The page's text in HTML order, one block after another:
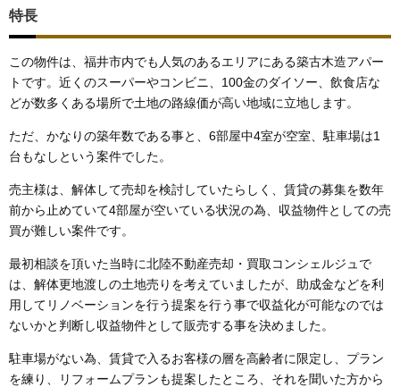
特長
この物件は、福井市内でも人気のあるエリアにある築古木造アパー
トです。近くのスーパーやコンビニ、100金のダイソー、飲食店な
どが数多くある場所で土地の路線価が高い地域に立地します。
ただ、かなりの築年数である事と、6部屋中4室が空室、駐車場は1
台もなしという案件でした。
売主様は、解体して売却を検討していたらしく、賃貸の募集を数年
前から止めていて4部屋が空いている状況の為、収益物件としての売
買が難しい案件です。
最初相談を頂いた当時に北陸不動産売却・買取コンシェルジュで
は、解体更地渡しの土地売りを考えていましたが、助成金などを利
用してリノベーションを行う提案を行う事で収益化が可能なのでは
ないかと判断し収益物件として販売する事を決めました。
駐車場がない為、賃貸で入るお客様の層を高齢者に限定し、プラン
を練り、リフォームプランも提案したところ、それを聞いた方から